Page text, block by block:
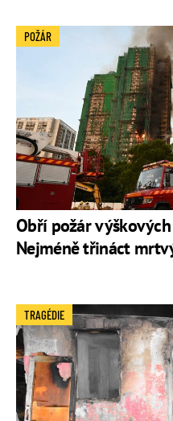
Obří požár
Nejméně třináct
POŽÁR
TRAGÉDIE